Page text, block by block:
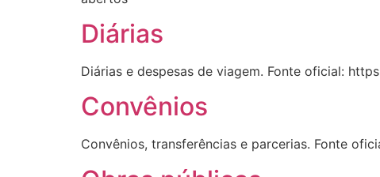
Diárias
Diárias e despesas de viagem. Fonte oficial:
Convênios
Convênios, transferências e parcerias. Fonte